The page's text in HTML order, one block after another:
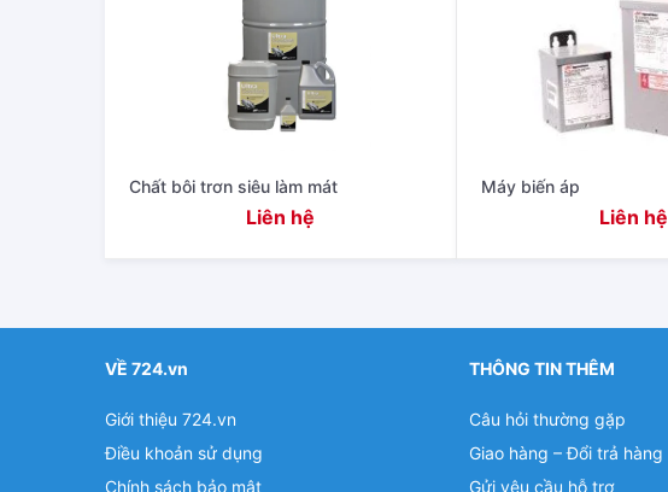
Chất bôi trơn siêu làm mát
Liên hệ
Máy biến áp
Liên hệ
VỀ 724.vn
Giới thiệu 724.vn
Điều khoản sử dụng
Chính sách bảo mật
THÔNG TIN THÊM
Câu hỏi thường gặp
Giao hàng – Đổi trả hàng
Gửi yêu cầu hỗ trợ